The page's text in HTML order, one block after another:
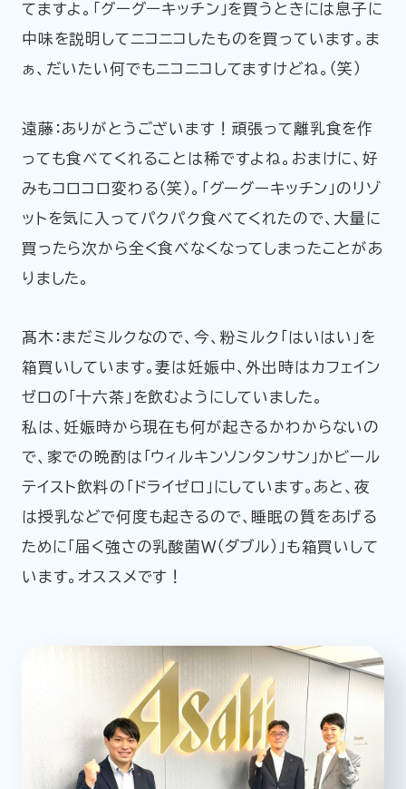
てますよ。「グーグーキッチン」を買うときには息子に
中味を説明してニコニコしたものを買っています。ま
ぁ、だいたい何でもニコニコしてますけどね。（笑）
遠藤：ありがとうございます！頑張って離乳食を作
っても食べてくれることは稀ですよね。おまけに、好
みもコロコロ変わる（笑）。「グーグーキッチン」のリゾ
ットを気に入ってパクパク食べてくれたので、大量に
買ったら次から全く食べなくなってしまったことがあ
りました。
髙木：まだミルクなので、今、粉ミルク「はいはい」を
箱買いしています。妻は妊娠中、外出時はカフェイン
ゼロの「十六茶」を飲むようにしていました。
私は、妊娠時から現在も何が起きるかわからないの
で、家での晩酌は「ウィルキンソンタンサン」かビール
テイスト飲料の「ドライゼロ」にしています。あと、夜
は授乳などで何度も起きるので、睡眠の質をあげる
ために「届く強さの乳酸菌Ｗ（ダブル）」も箱買いして
います。オススメです！